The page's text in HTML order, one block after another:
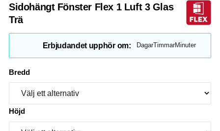
Sidohängt Fönster Flex 1 Luft 3 Glas
Trä
Erbjudandet upphör om: DagarTimmarMinuter
Bredd
Höjd